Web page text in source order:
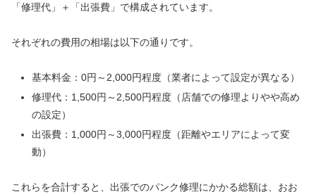
「修理代」＋「出張費」で構成されています。
それぞれの費用の相場は以下の通りです。
基本料金：0円～2,000円程度（業者によって設定が異なる）
修理代：1,500円～2,500円程度（店舗での修理よりやや高め
の設定）
出張費：1,000円～3,000円程度（距離やエリアによって変
動）
これらを合計すると、出張でのパンク修理にかかる総額は、おお